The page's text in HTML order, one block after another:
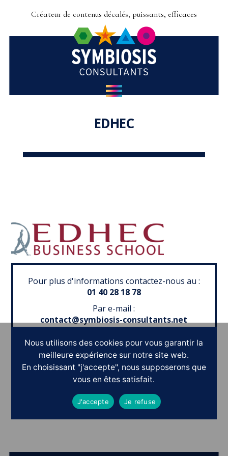
Créateur de contenus décalés, puissants, efficaces
EDHEC
Pour plus d'informations contactez-nous au :
01 40 28 18 78
Par e-mail :
contact@symbiosis-consultants.net
Ils nous ont fait confiance
POURQUOI PASVO
Nous utilisons des cookies pour vous garantir la
meilleure expérience sur notre site web.
En choisissant "j'accepte", nous supposerons que
vous en êtes satisfait.
J'accepte Je refuse